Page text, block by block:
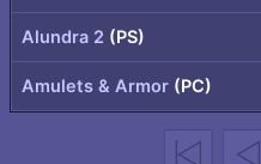
Alundra 2 (PS)
Amulets & Armor (PC)
Première
page
Précédent